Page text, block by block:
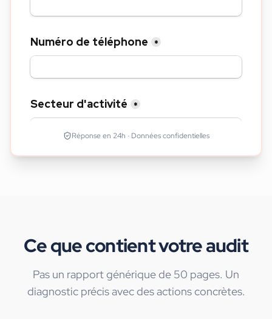
Réponse en 24h · Données confidentielles
Ce que contient votre audit
Pas un rapport générique de 50 pages. Un
diagnostic précis avec des actions concrètes.